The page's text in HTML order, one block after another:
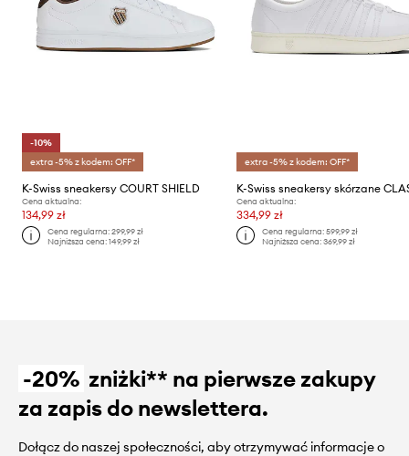
-10%
extra -5% z kodem: OFF*
K-Swiss sneakersy COURT SHIELD
Cena aktualna:
134,99 zł
Cena regularna:299,99 zł
Najniższa cena:149,99 zł
extra -5% z kodem: OFF*
Cena aktualna:
334,99 zł
Cena regularna: 599,99 zł
Najniższa cena: 369,99 zł
-20% zniżki** na pierwsze zakupy
za zapis do newslettera.
Dołącz do naszej społeczności, aby otrzymywać informacje o